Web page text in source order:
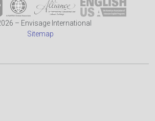
– Envisage International
Sitemap